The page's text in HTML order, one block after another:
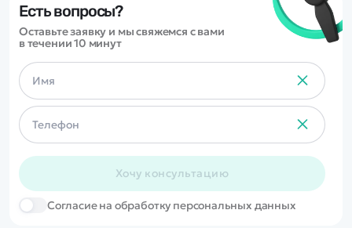
Есть вопросы?
Оставьте заявку и мы свяжемся с вами
в течении 10 минут
Хочу консультацию
Cогласие на обработку персональных данных